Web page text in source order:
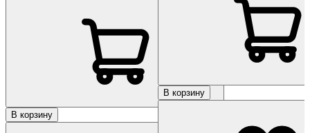
В корзину
В корзину